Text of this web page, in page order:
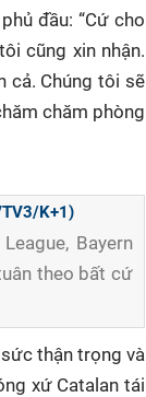
đầu: “Cứ cho
cũng xin nhận.
cả. Chúng tôi sẽ
chăm phòng
K+1)
Bayern
theo bất cứ
thận trọng và
xứ Catalan tái